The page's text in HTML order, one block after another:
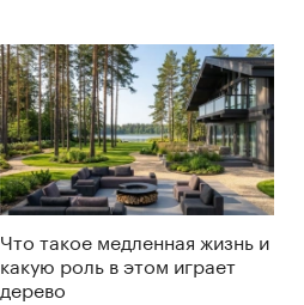
Что такое медленная жизнь и
какую роль в этом играет
дерево